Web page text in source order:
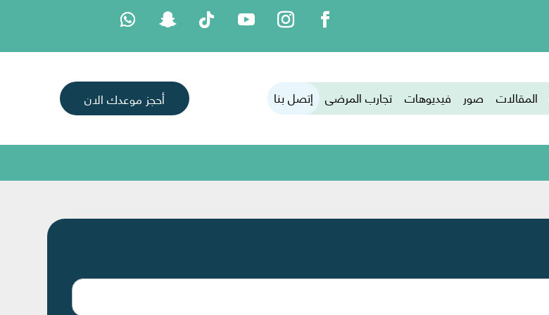
المقالات صور فيديوهات تجارب المرضى إتصل بنا أحجز موعدك الان
إتصل بنا
الرئيسية إتصل بنا